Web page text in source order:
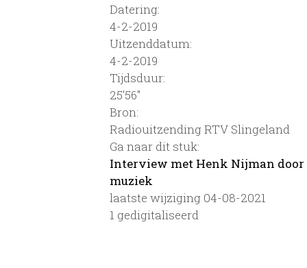
Datering:
4-2-2019
Uitzenddatum:
4-2-2019
Tijdsduur:
25'56''
Bron:
Radiouitzending RTV Slingeland
Ga naar dit stuk:
Interview met Henk Nijman
muziek
laatste wijziging 04-08-2021
1 gedigitaliseerd